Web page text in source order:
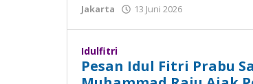
Jakarta
13 Juni 2026
Idulfitri
Pesan Idul Fitri Prabu